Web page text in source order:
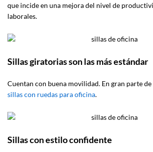
que incide en una mejora del nivel de
laborales.
Sillas giratorias son las más estándar
Cuentan con buena movilidad. En gran parte de
sillas con ruedas para oficina.
Sillas con estilo confidente